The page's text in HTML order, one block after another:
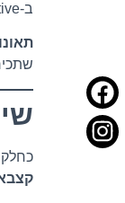
ב-Cannactive אנחנו יודעים שההתמודדות עם מצב רפואי מורכב היא לא רק עניין גופני – היא מגיעה לעיתים קרובות גם עם אתגרים משפטיים, כלכליים ונפשיים.
כחלק